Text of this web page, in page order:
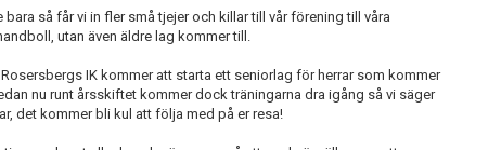
bara så får vi in fler små tjejer och killar till vår förening till våra
utan även äldre lag kommer till.
IK kommer att starta ett seniorlag för herrar som kommer
nu runt årsskiftet kommer dock träningarna dra igång så vi säger
det kommer bli kul att följa med på er resa!